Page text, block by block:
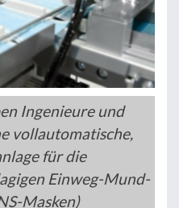
Ingenieure und
vollautomatische,
für die
Einweg-Mund-
Masken)